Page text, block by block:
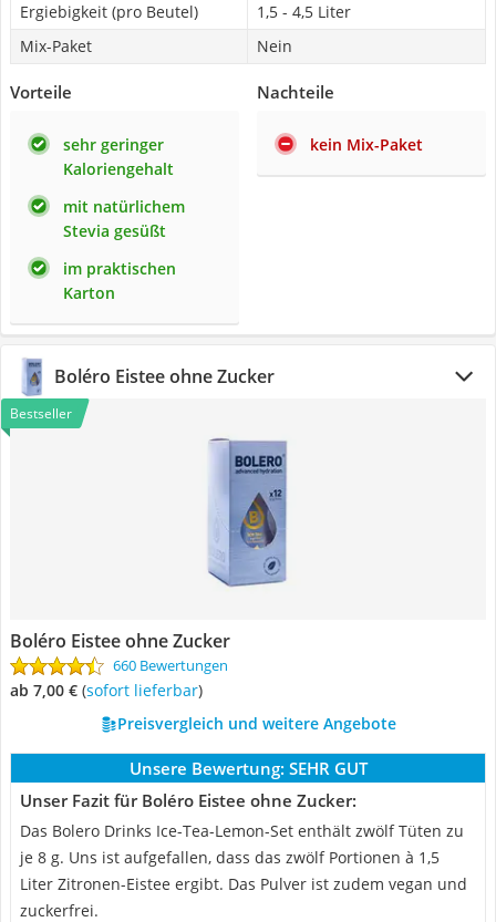
Ergiebigkeit (pro Beutel)
1,5 - 4,5 Liter
Mix-Paket
Nein
Vorteile
sehr geringer
Kaloriengehalt
mit natürlichem
Stevia gesüßt
im praktischen
Karton
Nachteile
kein Mix-Paket
Boléro Eistee ohne Zucker
Bestseller
Boléro Eistee ohne Zucker
660 Bewertungen
ab 7,00 € ( Sofort lieferbar)
Preisvergleich und weitere Angebote
Unsere Bewertung: SEHR GUT
Unser Fazit für Boléro Eistee ohne Zucker:
Das Bolero Drinks Ice-Tea-Lemon-Set enthält zwölf Tüten zu
je 8 g. Uns ist aufgefallen, dass das zwölf Portionen à 1,5
Liter Zitronen-Eistee ergibt. Das Pulver ist zudem vegan und
zuckerfrei.